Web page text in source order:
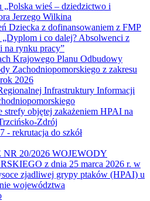
wieś – dziedzictwo i
Jerzego Wilkina
Dziecka z dofinansowaniem z FMP
i co dalej? Absolwenci z
na rynku pracy”
Krajowego Planu Odbudowy
Zachodniopomorskiego z zakresu
2026
Infrastruktury Informacji
strefy objętej zakażeniem HPAI na
Zdrój
- rekrutacja do szkół
20/2026 WOJEWODY
z dnia 25 marca 2026 r. w
zjadliwej grypy ptaków (HPAI) u
województwa